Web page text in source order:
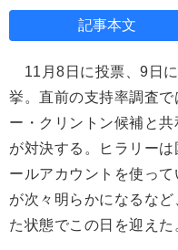
記事本文
11月8日に投票、9日
挙。直前の支持率調査
ー・クリントン候補と
が対決する。ヒラリー
ールアカウントを使っ
が次々明らかになるな
た状態でこの日を迎えた